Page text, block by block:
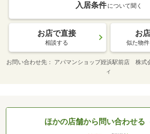
入居条件 について聞く
お店で直接
相談する
お
似た物
お問い合わせ先
アパマンショップ姪浜駅前店 株
ィ
ほかの店舗から問い合わせる